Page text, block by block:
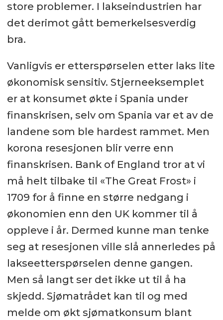
store problemer. I lakseindustrien har
det derimot gått bemerkelsesverdig
bra.
Vanligvis er etterspørselen etter laks lite
økonomisk sensitiv. Stjerneeksemplet
er at konsumet økte i Spania under
finanskrisen, selv om Spania var et av de
landene som ble hardest rammet. Men
korona resesjonen blir verre enn
finanskrisen. Bank of England tror at vi
må helt tilbake til «The Great Frost» i
1709 for å finne en større nedgang i
økonomien enn den UK kommer til å
oppleve i år. Dermed kunne man tenke
seg at resesjonen ville slå annerledes på
lakseetterspørselen denne gangen.
Men så langt ser det ikke ut til å ha
skjedd. Sjømatrådet kan til og med
melde om økt sjømatkonsum blant